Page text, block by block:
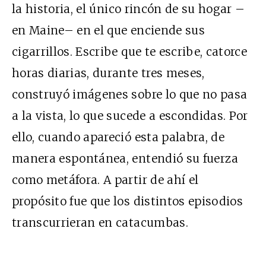
lahistoria, el único rincón de su hogar –
en Maine– en el que enciende sus
cigarrillos. Escribe que te escribe, catorce
horas diarias, durante tres meses,
construyó imágenes sobre lo que no pasa
a la vista, lo que sucede a escondidas. Por
ello, cuando apareció esta palabra, de
manera espontánea, entendió su fuerza
como metáfora. A partir de ahí el
propósito fue que los distintos episodios
transcurrieran en catacumbas.